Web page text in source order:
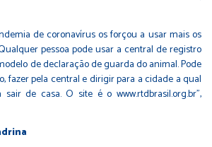
de coronavírus os forçou a usar mais os
pessoa pode usar a central de registro
de declaração de guarda do animal. Pode
fazer pela central e dirigir para a cidade a qual
de casa. O site é o www.rtdbrasil.org.br”,